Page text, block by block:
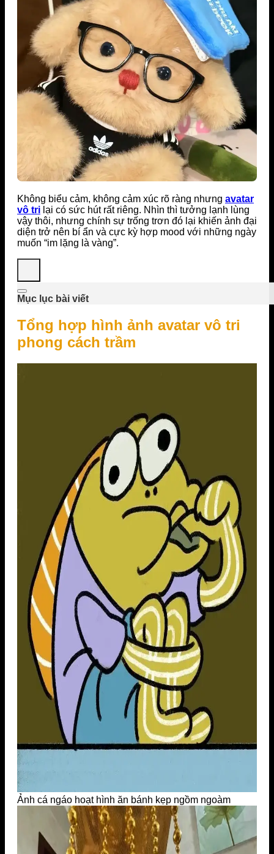
Không biểu cảm, không cảm xúc rõ ràng nhưng avatar
vô tri lại có sức hút rất riêng. Nhìn thì tưởng lạnh lùng
vậy thôi, nhưng chính sự trống trơn đó lại khiến ảnh đại
diện trở nên bí ẩn và cực kỳ hợp mood với những ngày
muốn “im lặng là vàng”.
Mục lục bài viết
Tổng hợp hình ảnh avatar vô tri
phong cách trầm
Ảnh cá ngáo hoạt hình ăn bánh kẹp ngồm ngoàm